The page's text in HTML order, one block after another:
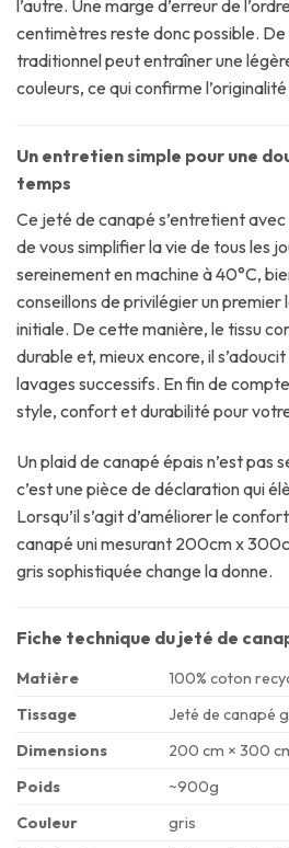
l’autre. Une marge d’erreur de
centimètres reste donc possible.
traditionnel peut entraîner une
couleurs, ce qui confirme
Un entretien simple pour une
temps
Ce jeté de canapé s’entretient
de vous simplifier la vie de tous les
sereinement en machine à 40°C,
conseillons de privilégier un premier
initiale. De cette manière, le tissu
durable et, mieux encore, il
lavages successifs. En fin de
style, confort et durabilité pour
Un plaid de canapé épais n’est pas
c’est une pièce de déclaration qui
Lorsqu’il s’agit d’améliorer le
canapé uni mesurant 200cm x
gris sophistiquée change la donne.
Fiche technique du jeté de
Matière
100% coton
Tissage
Jeté de canapé
Dimensions
200 cm × 300
Poids
~900g
Couleur
gris